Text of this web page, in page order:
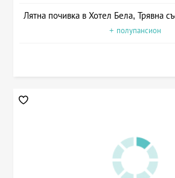
Лятна почивка в Хотел Бела, Трявна
+ полупансион